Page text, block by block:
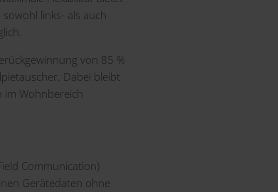
links- als auch
von 85 %
Dabei bleibt
im Wohnbereich
Communication)
Gerätedaten ohne